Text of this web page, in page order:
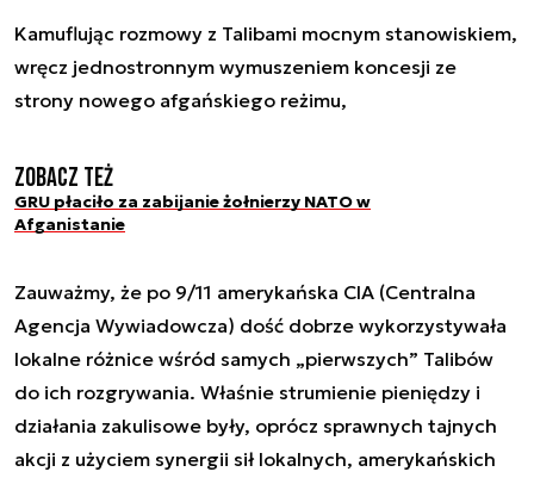
Kamuflując rozmowy z Talibami mocnym stanowiskiem,
wręcz jednostronnym wymuszeniem koncesji ze
strony nowego afgańskiego reżimu,
Zobacz też
GRU płaciło za zabijanie żołnierzy NATO w
Afganistanie
Zauważmy, że po 9/11 amerykańska CIA (Centralna
Agencja Wywiadowcza) dość dobrze wykorzystywała
lokalne różnice wśród samych „pierwszych” Talibów
do ich rozgrywania. Właśnie strumienie pieniędzy i
działania zakulisowe były, oprócz sprawnych tajnych
akcji z użyciem synergii sił lokalnych, amerykańskich